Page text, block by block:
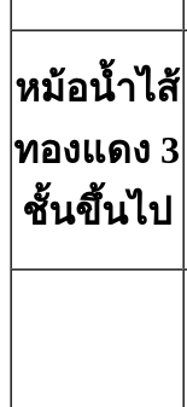
หม้อน้ำไส้
ทองแดง 3
ชั้นขึ้นไป